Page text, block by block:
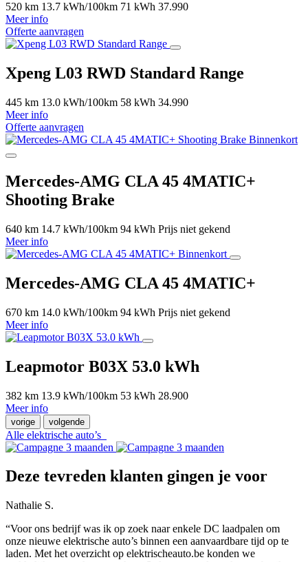
520 km 13.7 kWh/100km 71 kWh 37.990
Meer info
Offerte aanvragen
Xpeng L03 RWD Standard Range
445 km 13.0 kWh/100km 58 kWh 34.990
Meer info
Offerte aanvragen
Binnenkort
Mercedes-AMG CLA 45 4MATIC+
Shooting Brake
640 km 14.7 kWh/100km 94 kWh Prijs niet gekend
Meer info
Binnenkort
Mercedes-AMG CLA 45 4MATIC+
670 km 14.0 kWh/100km 94 kWh Prijs niet gekend
Meer info
Leapmotor B03X 53.0 kWh
382 km 13.9 kWh/100km 53 kWh 28.900
Meer info
vorige volgende
Alle elektrische auto’s
Deze tevreden klanten gingen je voor
Nathalie S.
“Voor ons bedrijf was ik op zoek naar enkele DC laadpalen om
onze nieuwe elektrische auto’s binnen een aanvaardbare tijd op te
laden. Met het overzicht op elektrischeauto.be konden we